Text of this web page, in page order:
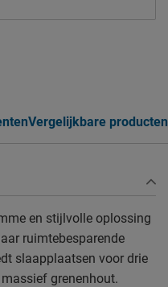
Vergelijkbare producten
en stijlvolle oplossing
ruimtebesparende
slaapplaatsen voor drie
grenenhout.